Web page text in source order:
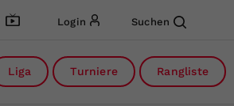
Login Suchen
Liga Turniere Rangliste